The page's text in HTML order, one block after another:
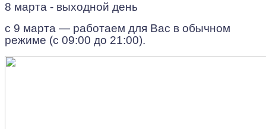
8 марта - выходной день
с 9 марта — работаем для Вас в обычном
режиме (с 09:00 до 21:00).